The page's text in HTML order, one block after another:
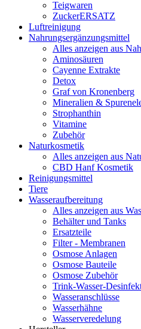
Teigwaren
ZuckerERSATZ
Luftreinigung
Nahrungsergänzungsmittel
Alles anzeigen aus
Aminosäuren
Cayenne Extrakte
Detox
Graf von Kronenberg
Mineralien &
Strophanthin
Vitamine
Zubehör
Naturkosmetik
Alles anzeigen aus
CBD Hanf Kosmetik
Reinigungsmittel
Tiere
Wasseraufbereitung
Alles anzeigen aus
Behälter und Tanks
Ersatzteile
Filter - Membranen
Osmose Anlagen
Osmose Bauteile
Osmose Zubehör
Trink-Wasser-
Wasseranschlüsse
Wasserhähne
Wasserveredelung